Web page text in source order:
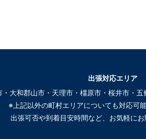
出張対応エリア
・大和郡山市・天理市・橿原市・桜井市・
※上記以外の町村エリアについても対応可
出張可否や到着目安時間など、お気軽にお